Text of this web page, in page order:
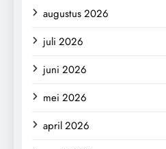
augustus 2026
juli 2026
juni 2026
mei 2026
april 2026